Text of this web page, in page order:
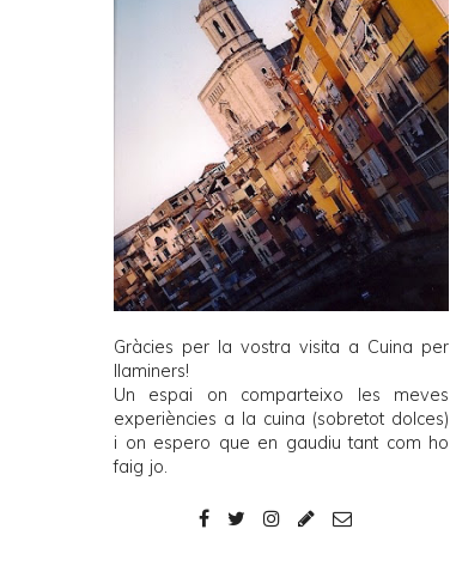
Gràcies per la vostra visita a Cuina per
llaminers!
Un espai on comparteixo les meves
experiències a la cuina (sobretot dolces)
i on espero que en gaudiu tant com ho
faig jo.